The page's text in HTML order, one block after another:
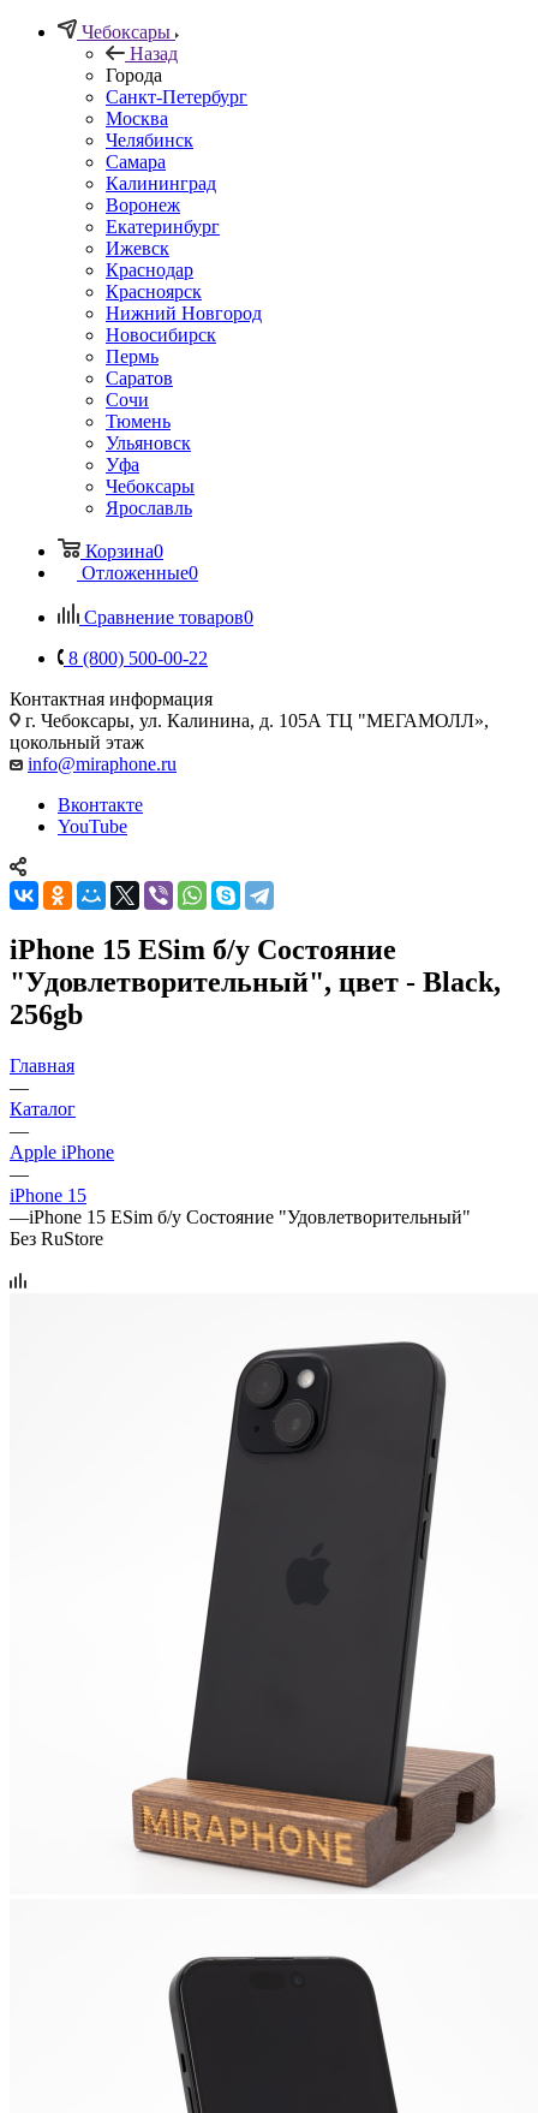
Чебоксары
Назад
Города
Санкт-Петербург
Москва
Челябинск
Самара
Калининград
Воронеж
Екатеринбург
Ижевск
Краснодар
Красноярск
Нижний Новгород
Новосибирск
Пермь
Саратов
Сочи
Тюмень
Ульяновск
Уфа
Чебоксары
Ярославль
Корзина0
Отложенные0
Сравнение товаров0
8 (800) 500-00-22
Контактная информация
г. Чебоксары, ул. Калинина, д. 105А ТЦ "МЕГАМОЛЛ»,
цокольный этаж
info@miraphone.ru
Вконтакте
YouTube
iPhone 15 ESim б/у Состояние
"Удовлетворительный", цвет - Black,
256gb
Главная
—
Каталог
—
Apple iPhone
—
iPhone 15
—iPhone 15 ESim б/у Состояние "Удовлетворительный"
Без RuStore